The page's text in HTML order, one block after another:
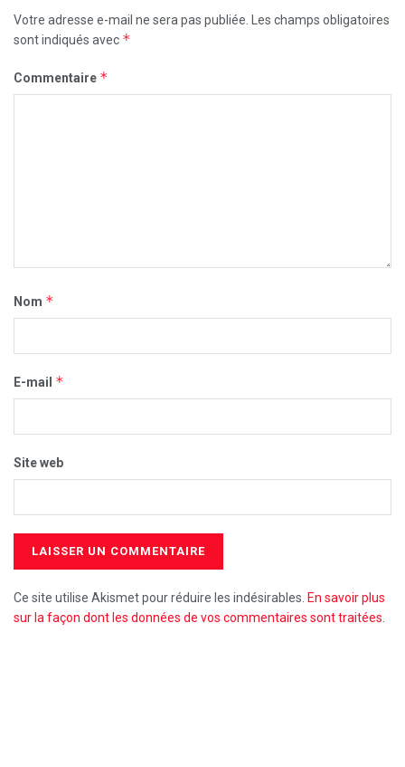
Votre adresse e-mail ne sera pas publiée. Les champs obligatoires
sont indiqués avec *
Commentaire *
Nom *
E-mail *
Site web
Ce site utilise Akismet pour réduire les indésirables. En savoir plus
sur la façon dont les données de vos commentaires sont traitées.